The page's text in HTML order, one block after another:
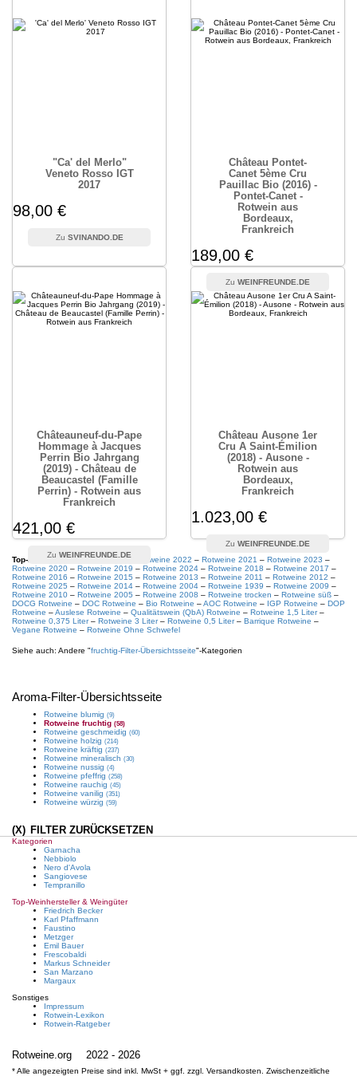
"Ca' del Merlo"
Veneto Rosso IGT
2017
98,00 €
SVINANDO.DE
Château Pontet-
Canet 5ème Cru
Pauillac Bio (2016) -
Pontet-Canet -
Rotwein aus
Bordeaux,
Frankreich
189,00 €
WEINFREUNDE.DE
Châteauneuf-du-Pape
Hommage à Jacques
Perrin Bio Jahrgang
(2019) - Château de
Beaucastel (Famille
Perrin) - Rotwein aus
Frankreich
421,00 €
WEINFREUNDE.DE
Château Ausone 1er
Cru A Saint-Émilion
(2018) - Ausone -
Rotwein aus
Bordeaux,
Frankreich
1.023,00 €
WEINFREUNDE.DE
Top-Filter aus diesem Bereich:
Rotweine 2022 – Rotweine 2021 – Rotweine 2023 –
Rotweine 2020 – Rotweine 2019 – Rotweine 2024 – Rotweine 2018 – Rotweine 2017 –
Rotweine 2016 – Rotweine 2015 – Rotweine 2013 – Rotweine 2011 – Rotweine 2012 –
Rotweine 2025 – Rotweine 2014 – Rotweine 2004 – Rotweine 1939 – Rotweine 2009 –
Rotweine 2010 – Rotweine 2005 – Rotweine 2008 – Rotweine trocken – Rotweine süß –
DOCG Rotweine – DOC Rotweine – Bio Rotweine –AOC Rotweine – IGP Rotweine – DOP
Rotweine –Auslese Rotweine – Qualitätswein (QbA) Rotweine – Rotweine 1,5 Liter–
Rotweine 0,375 Liter– Rotweine 3 Liter– Rotweine 0,5 Liter– Barrique Rotweine –
Vegane Rotweine – Rotweine Ohne Schwefel
Siehe auch: Andere "fruchtig-Filter-Übersichtsseite"-Kategorien
Aroma-Filter-Übersichtsseite
Rotweine blumig (9)
Rotweine fruchtig (58)
Rotweine geschmeidig (60)
Rotweine holzig (214)
Rotweine kräftig (237)
Rotweine mineralisch (30)
Rotweine nussig (4)
Rotweine pfeffrig (258)
Rotweine rauchig (45)
Rotweine vanilig (351)
Rotweine würzig (59)
(X) FILTER ZURÜCKSETZEN
Kategorien
Garnacha
Nebbiolo
Nero d'Avola
Sangiovese
Tempranillo
Top-Weinhersteller & Weingüter
Friedrich Becker
Karl Pfaffmann
Faustino
Metzger
Emil Bauer
Frescobaldi
Markus Schneider
San Marzano
Margaux
Sonstiges
Impressum
Rotwein-Lexikon
Rotwein-Ratgeber
Rotweine.org 2022 - 2026
* Alle angezeigten Preise sind inkl. MwSt + ggf. zzgl. Versandkosten. Zwischenzeitliche